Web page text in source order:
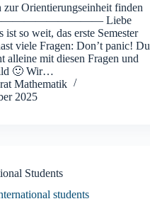
Orientierungseinheit finden
Liebe
ist so weit, das erste Semester
viele Fragen: Don’t panic! Du
alleine mit diesen Fragen und
🙂 Wir…
Mathematik
2025
Students
students